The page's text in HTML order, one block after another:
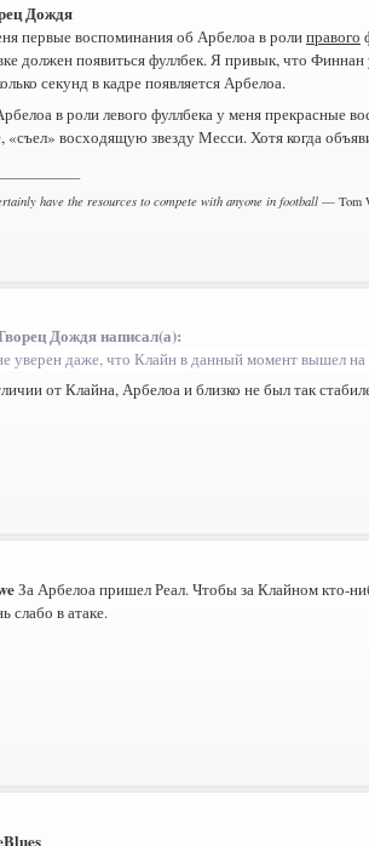
Дождя
первые воспоминания об Арбелоа в ролиправого
должен появиться фуллбек. Я привык, что
секунд в кадре появляется Арбелоа.
в роли левого фуллбека у меня прекрасные
«съел» восходящую звезду Месси. Хотя когда
have the resources to compete with anyone in football — Tom
Дождя написал(а):
уверен даже, что Клайн в данный момент вышел на
от Клайна, Арбелоа и близко не был так
За Арбелоа пришел Реал. Чтобы за Клайном кто-
слабо в атаке.